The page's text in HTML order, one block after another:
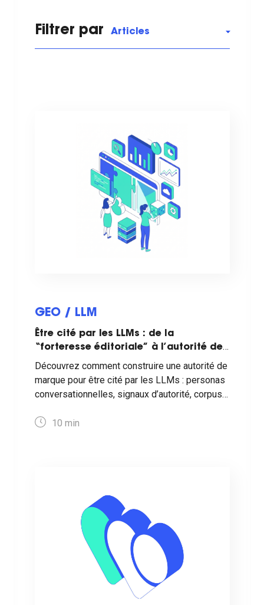
Filtrer par Articles
GEO / LLM
Être cité par les LLMs : de la
“forteresse éditoriale” à l’autorité de
marque conversationnelle
Découvrez comment construire une autorité de
marque pour être cité par les LLMs : personas
conversationnelles, signaux d’autorité, corpus
actionnable pour gagner en visibilité dans les
10 min